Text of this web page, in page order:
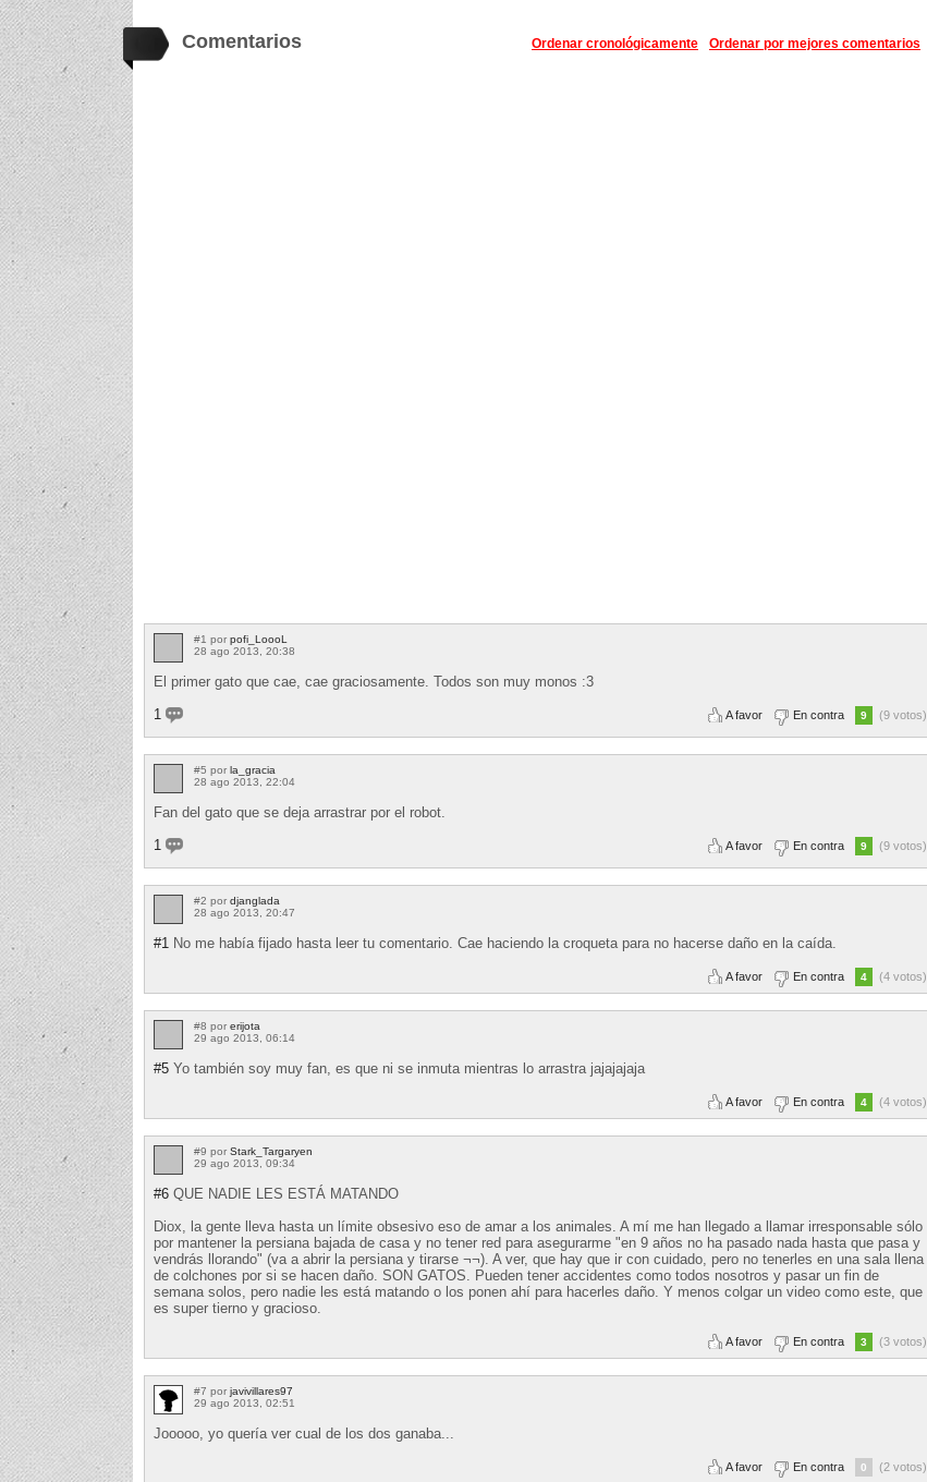
Comentarios Ordenar por mejores comentarios
Ordenar cronológicamente
#1 por pofi_LoooL
28 ago 2013, 20:38
El primer gato que cae, cae graciosamente. Todos son muy monos :3
1
A favor En contra 9 (9 votos)
#5 por la_gracia
28 ago 2013, 22:04
Fan del gato que se deja arrastrar por el robot.
1
A favor En contra 9 (9 votos)
#2 por djanglada
28 ago 2013, 20:47
#1 No me había fijado hasta leer tu comentario. Cae haciendo la croqueta para no hacerse daño en la caída.
A favor En contra 4 (4 votos)
#8 por erijota
29 ago 2013, 06:14
#5 Yo también soy muy fan, es que ni se inmuta mientras lo arrastra jajajajaja
A favor En contra 4 (4 votos)
#9 por Stark_Targaryen
29 ago 2013, 09:34
#6 QUE NADIE LES ESTÁ MATANDO
Diox, la gente lleva hasta un límite obsesivo eso de amar a los animales. A mí me han llegado a llamar irresponsable sólo
por mantener la persiana bajada de casa y no tener red para asegurarme "en 9 años no ha pasado nada hasta que pasa y
vendrás llorando" (va a abrir la persiana y tirarse ¬¬). A ver, que hay que ir con cuidado, pero no tenerles en una sala llena
de colchones por si se hacen daño. SON GATOS. Pueden tener accidentes como todos nosotros y pasar un fin de
semana solos, pero nadie les está matando o los ponen ahí para hacerles daño. Y menos colgar un video como este, que
es super tierno y gracioso.
A favor En contra 3 (3 votos)
#7 por javivillares97
29 ago 2013, 02:51
Jooooo, yo quería ver cual de los dos ganaba...
A favor En contra 0 (2 votos)